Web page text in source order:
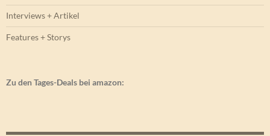
Interviews + Artikel
Features + Storys
Zu den Tages-Deals bei amazon: